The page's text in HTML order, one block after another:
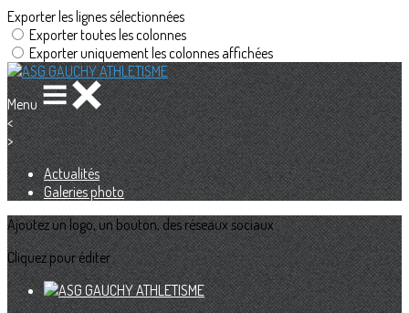
Exporter les lignes sélectionnées
Exporter toutes les colonnes
Exporter uniquement les colonnes affichées
Menu
<
>
Actualités
Galeries photo
Ajoutez un logo, un bouton, des réseaux sociaux
Cliquez pour éditer